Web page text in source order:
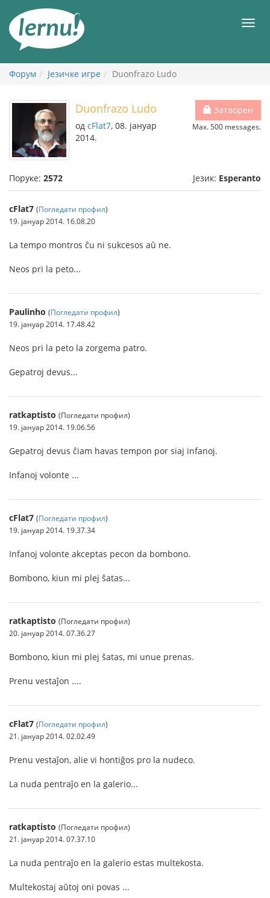
садржају
Форум Језичке игре Duonfrazo Ludo
Затворен
Max. 500 messages.
Duonfrazo Ludo
од cFlat7, 08. јануар
2014.
Поруке: 2572 Језик: Esperanto
cFlat7 (Погледати профил)
19. јануар 2014. 16.08.20
La tempo montros ĉu ni sukcesos aŭ ne.
Neos pri la peto...
Paulinho (Погледати профил)
19. јануар 2014. 17.48.42
Neos pri la peto la zorgema patro.
Gepatroj devus...
ratkaptisto (Погледати профил)
19. јануар 2014. 19.06.56
Gepatroj devus ĉiam havas tempon por siaj infanoj.
Infanoj volonte ...
cFlat7 (Погледати профил)
19. јануар 2014. 19.37.34
Infanoj volonte akceptas pecon da bombono.
Bombono, kiun mi plej ŝatas...
ratkaptisto (Погледати профил)
20. јануар 2014. 07.36.27
Bombono, kiun mi plej ŝatas, mi unue prenas.
Prenu vestaĵon ....
cFlat7 (Погледати профил)
21. јануар 2014. 02.02.49
Prenu vestaĵon, alie vi hontiĝos pro la nudeco.
La nuda pentraĵo en la galerio...
ratkaptisto (Погледати профил)
21. јануар 2014. 07.37.10
La nuda pentraĵo en la galerio estas multekosta.
Multekostaj aŭtoj oni povas ...